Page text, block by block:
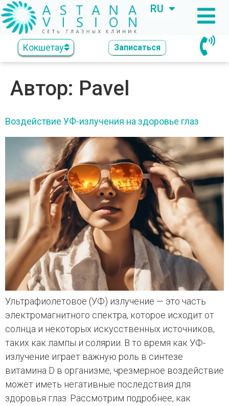
RU
KZ
Кокшетау Записаться
Автор: Pavel
Воздействие УФ-излучения на здоровье глаз
Ультрафиолетовое (УФ) излучение — это часть
электромагнитного спектра, которое исходит от
солнца и некоторых искусственных источников,
таких как лампы и солярии. В то время как УФ-
излучение играет важную роль в синтезе
витамина D в организме, чрезмерное воздействие
может иметь негативные последствия для
здоровья глаз. Рассмотрим подробнее, как